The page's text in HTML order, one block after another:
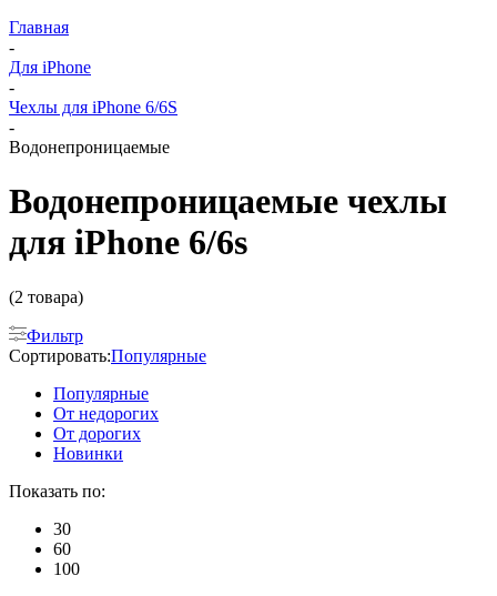
Главная
-
Для iPhone
-
Чехлы для iPhone 6/6S
-
Водонепроницаемые
Водонепроницаемые чехлы
для iPhone 6/6s
(2 товара)
Фильтр
Сортировать:Популярные
Популярные
От недорогих
От дорогих
Новинки
Показать по:
30
60
100